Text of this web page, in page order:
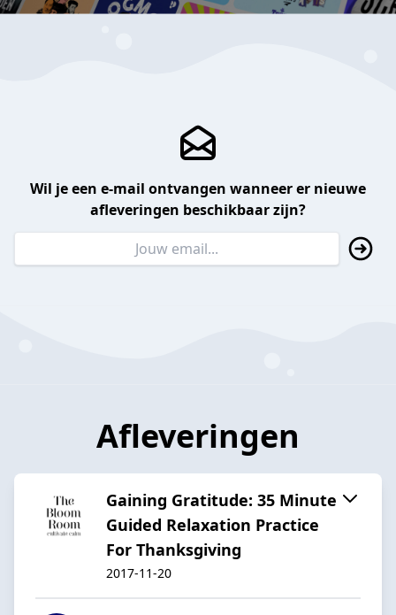
Wil je een e-mail ontvangen wanneer er nieuwe
afleveringen beschikbaar zijn?
Afleveringen
Gaining Gratitude: 35 Minute
Guided Relaxation Practice
For Thanksgiving
2017-11-20